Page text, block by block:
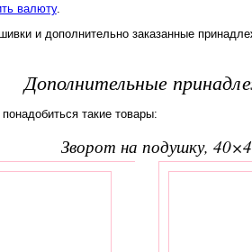
валюту.
и дополнительно заказанные
Дополнительные
такие товары:
зворот на подушку,